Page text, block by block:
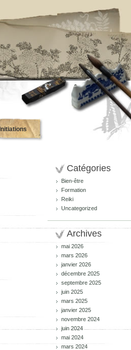
Initiations
Catégories
Bien-être
Formation
Reiki
Uncategorized
Archives
mai 2026
mars 2026
janvier 2026
décembre 2025
septembre 2025
juin 2025
mars 2025
janvier 2025
novembre 2024
juin 2024
mai 2024
mars 2024